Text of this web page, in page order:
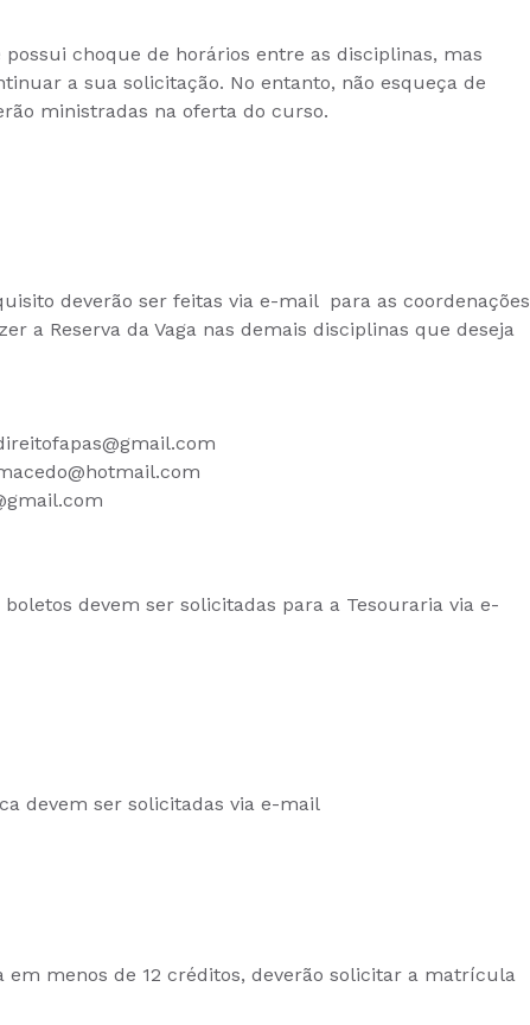
choque de horários entre as disciplinas, mas
a sua solicitação. No entanto, não esqueça de
ministradas na oferta do curso.
deverão ser feitas via e-mail para as coordenações
a Reserva da Vaga nas demais disciplinas que deseja
devem ser solicitadas para a Tesouraria via e-
devem ser solicitadas via e-mail
menos de 12 créditos, deverão solicitar a matrícula